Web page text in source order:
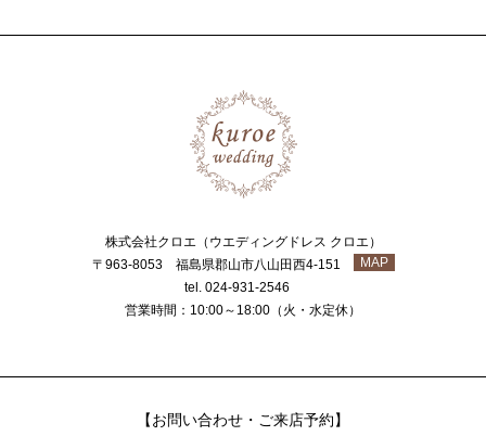
株式会社クロエ（ウエディングドレス クロエ）
〒963-8053 福島県郡山市八山田西4-151
MAP
tel. 024-931-2546
営業時間：10:00～18:00（火・水定休）
【お問い合わせ・ご来店予約】